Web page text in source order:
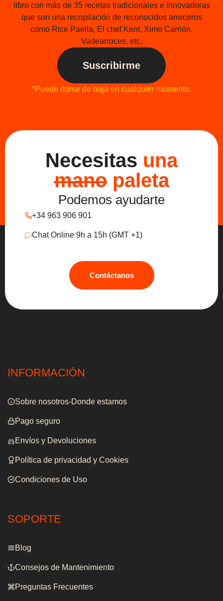
libro con más de 35 recetas tradicionales e innovadoras
que son una recopilación de reconocidos arroceros
como Rice Paella, El chef Kent, Ximo Carrión,
Vadearroces, etc.
Suscribirme
*Puede darse de baja en cualquier momento.
Necesitas una
manopaleta
Podemos ayudarte
+34 963 906 901
Chat Online 9h a 15h (GMT +1)
Contáctanos
INFORMACIÓN
Sobre nosotros-Donde estamos
Pago seguro
Envíos y Devoluciones
Política de privacidad y Cookies
Condiciones de Uso
SOPORTE
Blog
Consejos de Mantenimiento
Preguntas Frecuentes